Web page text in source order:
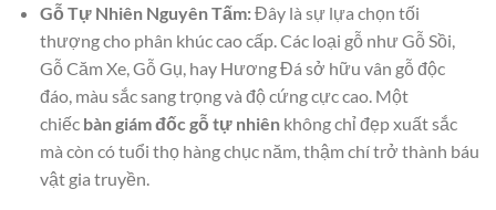
Gỗ Tự Nhiên Nguyên Tấm:Đây là sự lựa chọn tối
thượng cho phân khúc cao cấp. Các loại gỗ như Gỗ Sồi,
Gỗ Căm Xe, Gỗ Gụ, hay Hương Đá sở hữu vân gỗ độc
đáo, màu sắc sang trọng và độ cứng cực cao. Một
chiếc bàn giám đốc gỗ tự nhiênkhông chỉ đẹp xuất sắc
mà còn có tuổi thọ hàng chục năm, thậm chí trở thành báu
vật gia truyền.